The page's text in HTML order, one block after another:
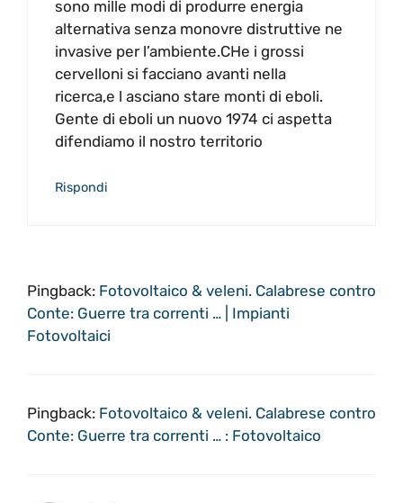
sono mille modi di produrre energia
alternativa senza monovre distruttive ne
invasive per l’ambiente.CHe i grossi
cervelloni si facciano avanti nella
ricerca,e l asciano stare monti di eboli.
Gente di eboli un nuovo 1974 ci aspetta
difendiamo il nostro territorio
Rispondi
Pingback: Fotovoltaico & veleni. Calabrese contro
Conte: Guerre tra correnti … | Impianti
Fotovoltaici
Pingback: Fotovoltaico & veleni. Calabrese contro
Conte: Guerre tra correnti … : Fotovoltaico